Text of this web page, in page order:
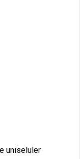
uniseluler